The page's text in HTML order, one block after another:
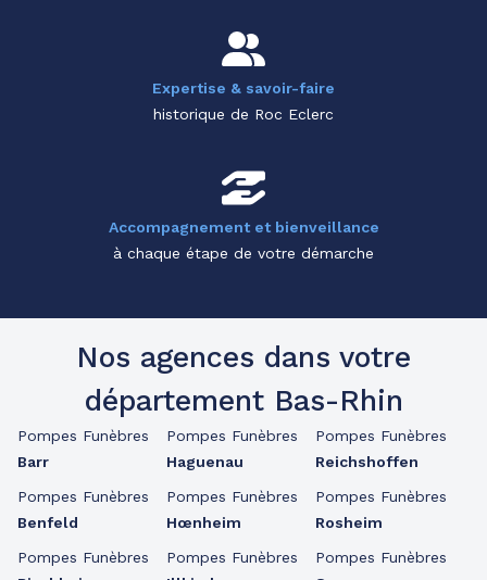
Expertise & savoir-faire
historique de Roc Eclerc
Accompagnement et bienveillance
à chaque étape de votre démarche
Nos agences dans votre
département Bas-Rhin
Pompes Funèbres
Barr
Pompes Funèbres
Benfeld
Pompes Funèbres
Pompes Funèbres
Haguenau
Pompes Funèbres
Hœnheim
Pompes Funèbres
Pompes Funèbres
Reichshoffen
Pompes Funèbres
Rosheim
Pompes Funèbres